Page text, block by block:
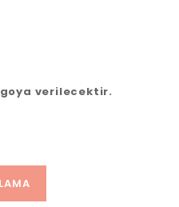
verilecektir.